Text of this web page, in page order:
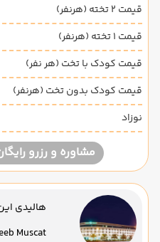
قیمت 2 تخته (هرنفر)
قیمت 1 تخته (هرنفر)
قیمت کودک با تخت (هر نفر)
قیمت کودک بدون تخت (هرنفر)
نوزاد
مشاوره و رزرو
هالیدی
Muscat